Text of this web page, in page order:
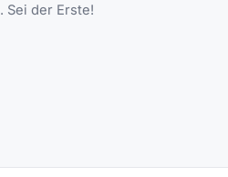
Sei der Erste!